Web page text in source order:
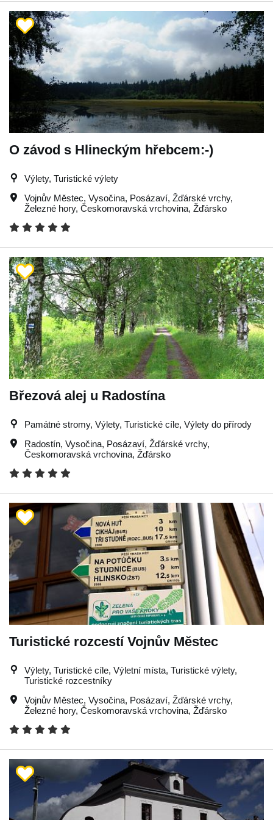
O závod s Hlineckým hřebcem:-)
Výlety, Turistické výlety
Vojnův Městec, Vysočina, Posázaví, Žďárské vrchy,
Železné hory, Českomoravská vrchovina, Žďársko
Březová alej u Radostína
Památné stromy, Výlety, Turistické cíle, Výlety do přírody
Radostín, Vysočina, Posázaví, Žďárské vrchy,
Českomoravská vrchovina, Žďársko
Turistické rozcestí Vojnův Městec
Výlety, Turistické cíle, Výletní místa, Turistické výlety,
Turistické rozcestníky
Vojnův Městec, Vysočina, Posázaví, Žďárské vrchy,
Železné hory, Českomoravská vrchovina, Žďársko